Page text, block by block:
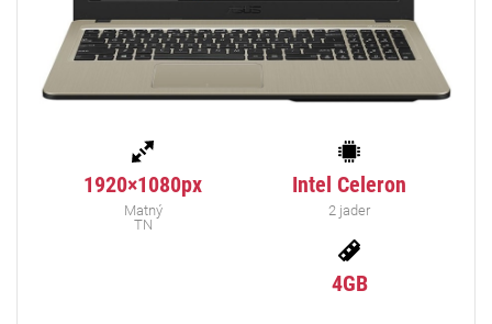
1920×1080px
Matný
TN
Intel Celeron
2 jader
4GB